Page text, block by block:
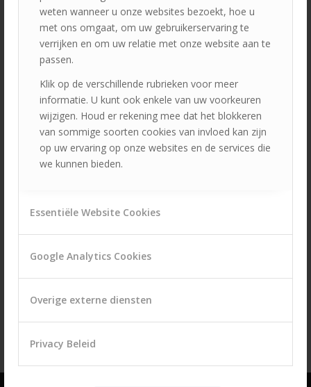
weten wanneer u onze websites bezoekt, hoe u
met ons omgaat, om uw gebruikerservaring te
verrijken en om uw relatie met onze website aan te
passen.
Klik op de verschillende rubrieken voor meer
informatie. U kunt ook enkele van uw voorkeuren
wijzigen. Houd er rekening mee dat het blokkeren
van sommige soorten cookies van invloed kan zijn
op uw ervaring op onze websites en de services die
we kunnen bieden.
Essentiële Website Cookies
Google Analytics Cookies
Overige externe diensten
Privacy Beleid